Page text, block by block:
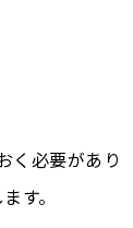
く必要があり
す。